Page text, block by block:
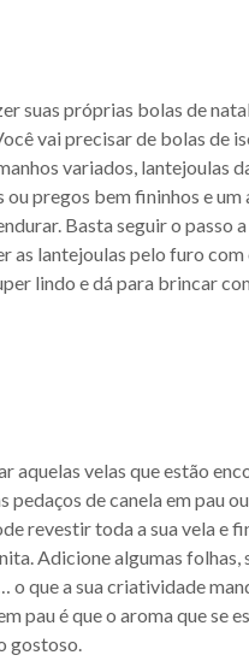
suas próprias bolas de
vai precisar de bolas de
variados, lantejoulas
pregos bem fininhos e um
Basta seguir o passo
as lantejoulas pelo furo
lindo e dá para brincar
aquelas velas que estão
pedaços de canela em pau
revestir toda a sua vela e
Adicione algumas folhas,
o que a sua criatividade
pau é que o aroma que se
gostoso.